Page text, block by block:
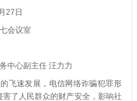
27日
会议室
中心副主任 汪力力
飞速发展，电信网络诈骗犯罪形
了人民群众的财产安全，影响社